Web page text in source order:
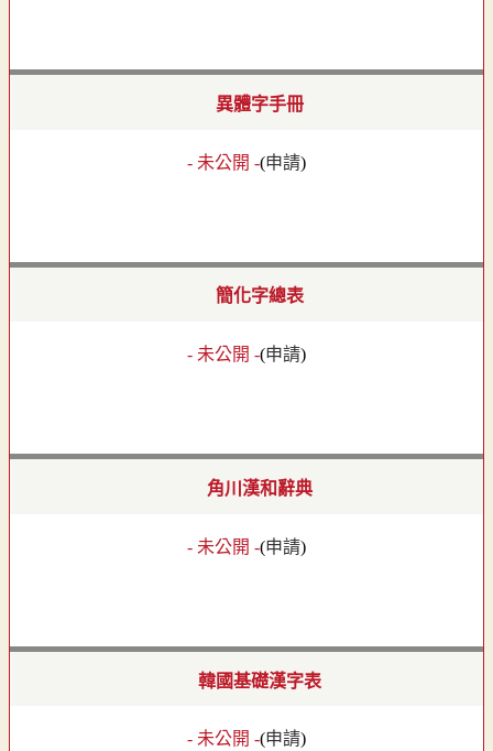
異體字手冊
- 未公開 -(申請)
簡化字總表
- 未公開 -(申請)
角川漢和辭典
- 未公開 -(申請)
韓國基礎漢字表
- 未公開 -(申請)